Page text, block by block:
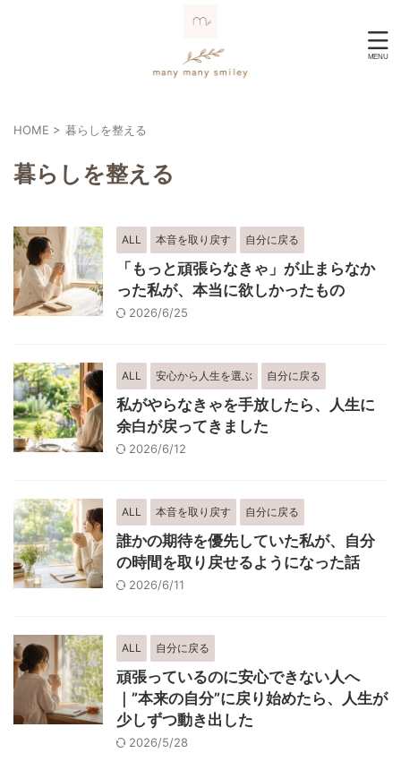
HOME > 暮らしを整える
暮らしを整える
ALL 本音を取り戻す 自分に戻る
「もっと頑張らなきゃ」が止まらなか
った私が、本当に欲しかったもの
2026/6/25
ALL 安心から人生を選ぶ 自分に戻る
私がやらなきゃを手放したら、人生に
余白が戻ってきました
2026/6/12
ALL 本音を取り戻す 自分に戻る
誰かの期待を優先していた私が、自分
の時間を取り戻せるようになった話
2026/6/11
ALL 自分に戻る
頑張っているのに安心できない人へ
｜”本来の自分”に戻り始めたら、人生が
少しずつ動き出した
2026/5/28